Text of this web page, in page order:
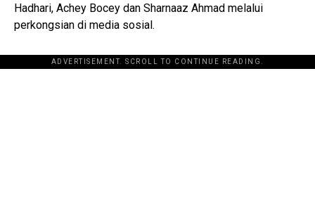
Hadhari, Achey Bocey dan Sharnaaz Ahmad melalui
perkongsian di media sosial.
ADVERTISEMENT. SCROLL TO CONTINUE READING.